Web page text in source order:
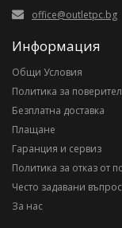
office@outletpc.bg
Информация
Общи Условия
Политика за
Безплатна доставка
Плащане
Гаранция и сервиз
Политика за отказ от
Често задавани
За нас